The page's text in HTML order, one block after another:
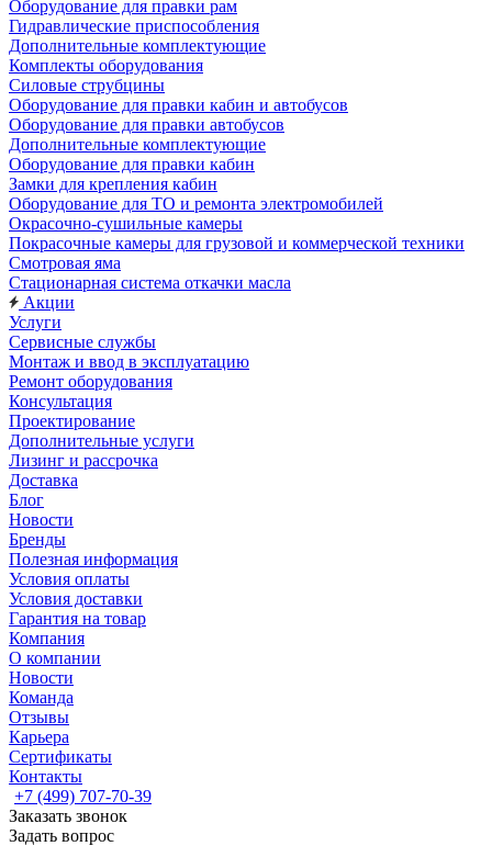
Оборудование для правки рам
Гидравлические приспособления
Дополнительные комплектующие
Комплекты оборудования
Силовые струбцины
Оборудование для правки кабин и автобусов
Оборудование для правки автобусов
Дополнительные комплектующие
Оборудование для правки кабин
Замки для крепления кабин
Оборудование для ТО и ремонта электромобилей
Окрасочно-сушильные камеры
Покрасочные камеры для грузовой и коммерческой техники
Смотровая яма
Стационарная система откачки масла
Акции
Услуги
Сервисные службы
Монтаж и ввод в эксплуатацию
Ремонт оборудования
Консультация
Проектирование
Дополнительные услуги
Лизинг и рассрочка
Доставка
Блог
Новости
Бренды
Полезная информация
Условия оплаты
Условия доставки
Гарантия на товар
Компания
О компании
Новости
Команда
Отзывы
Карьера
Сертификаты
Контакты
+7 (499) 707-70-39
Заказать звонок
Задать вопрос